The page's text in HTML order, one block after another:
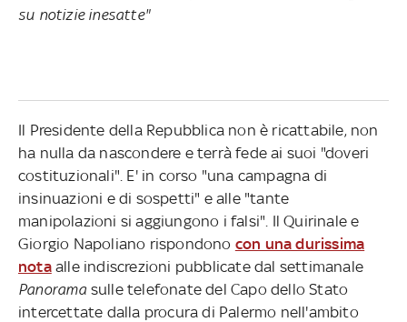
su notizie inesatte"
Il Presidente della Repubblica non è ricattabile, non
ha nulla da nascondere e terrà fede ai suoi "doveri
costituzionali". E' in corso "una campagna di
insinuazioni e di sospetti" e alle "tante
manipolazioni si aggiungono i falsi". Il Quirinale e
Giorgio Napoliano rispondono con una durissima
notaalle indiscrezioni pubblicate dal settimanale
Panorama sulle telefonate del Capo dello Stato
intercettate dalla procura di Palermo nell'ambito